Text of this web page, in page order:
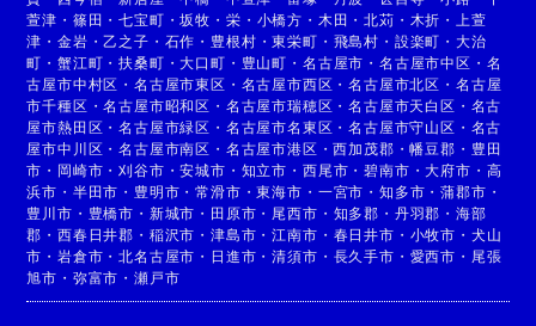
萱津 ・ 篠田 ・七宝町 ・坂牧 ・ 栄 ・ 小橋方 ・ 木田 ・北苅 ・ 木折 ・
上萱
津 ・金岩 ・乙之子 ・ 石作 ・ 豊根村 ・東栄町 ・ 飛島村 ・ 設楽町 ・ 大治
町 ・蟹江町 ・扶桑町 ・大口町 ・ 豊山町 ・ 名古屋市 ・ 名古屋市中区 ・ 名
古屋市中村区 ・名古屋市東区 ・ 名古屋市西区 ・名古屋市北区 ・ 名古屋
市千種区 ・名古屋市昭和区 ・ 名古屋市瑞穂区 ・名古屋市天白区 ・ 名古
屋市熱田区 ・名古屋市緑区 ・ 名古屋市名東区 ・名古屋市守山区 ・ 名古
屋市中川区 ・名古屋市南区 ・ 名古屋市港区 ・西加茂郡 ・幡豆郡 ・ 豊田
市 ・ 岡崎市 ・刈谷市 ・安城市 ・ 知立市 ・ 西尾市 ・碧南市 ・大府市 ・ 高
浜市 ・ 半田市 ・ 豊明市 ・常滑市 ・東海市 ・ 一宮市 ・ 知多市 ・蒲郡市 ・
豊川市 ・ 豊橋市 ・ 新城市 ・ 田原市 ・ 尾西市 ・ 知多郡 ・ 丹羽郡 ・ 海部
郡 ・西春日井郡 ・ 稲沢市 ・津島市 ・江南市 ・ 春日井市 ・ 小牧市 ・ 犬山
市 ・岩倉市 ・北名古屋市 ・ 日進市 ・清須市 ・ 長久手市 ・ 愛西市 ・ 尾張
旭市 ・ 弥富市 ・瀬戸市